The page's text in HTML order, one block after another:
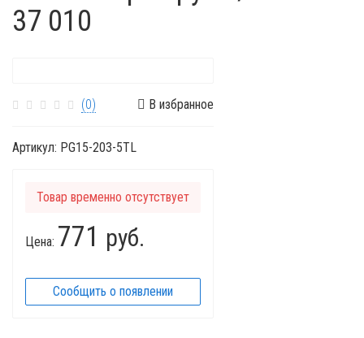
37 010
(0) В избранное
Артикул: PG15-203-5TL
Товар временно отсутствует
Цена: 771 руб.
Сообщить о появлении